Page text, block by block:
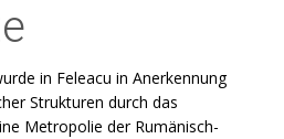
in Feleacu in Anerkennung
Strukturen durch das
Metropolie der Rumänisch-